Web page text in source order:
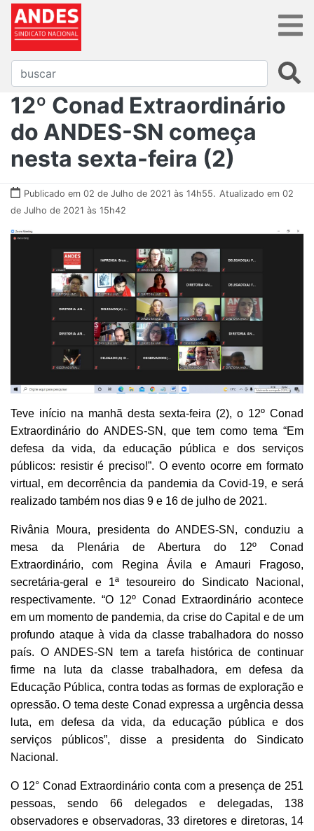
12º Conad Extraordinário
do ANDES-SN começa
nesta sexta-feira (2)
Publicado em 02 de Julho de 2021 às 14h55. Atualizado em 02
de Julho de 2021 às 15h42
Teve início na manhã desta sexta-feira (2), o 12º Conad
Extraordinário do ANDES-SN, que tem como tema “Em
defesa da vida, da educação pública e dos serviços
públicos: resistir é preciso!”. O evento ocorre em formato
virtual, em decorrência da pandemia da Covid-19, e será
realizado também nos dias 9 e 16 de julho de 2021.
Rivânia Moura, presidenta do ANDES-SN, conduziu a
mesa da Plenária de Abertura do 12º Conad
Extraordinário, com Regina Ávila e Amauri Fragoso,
secretária-geral e 1ª tesoureiro do Sindicato Nacional,
respectivamente. “O 12º Conad Extraordinário acontece
em um momento de pandemia, da crise do Capital e de um
profundo ataque à vida da classe trabalhadora do nosso
país. O ANDES-SN tem a tarefa histórica de continuar
firme na luta da classe trabalhadora, em defesa da
Educação Pública, contra todas as formas de exploração e
opressão. O tema deste Conad expressa a urgência dessa
luta, em defesa da vida, da educação pública e dos
serviços públicos”, disse a presidenta do Sindicato
Nacional.
O 12° Conad Extraordinário conta com a presença de 251
pessoas, sendo 66 delegados e delegadas, 138
observadores e observadoras, 33 diretores e diretoras, 14